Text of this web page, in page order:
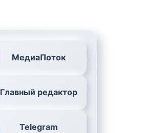
МедиаПоток
Главный редактор
Telegram